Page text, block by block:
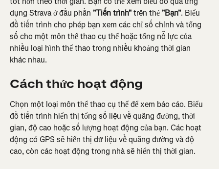
dụng Strava ở đầu phần "Tiến trình" trên thẻ "Bạn". Biểu
đồ tiến trình cho phép bạn xem các chỉ số chính và tổng
số cho một môn thể thao cụ thể hoặc tổng nỗ lực của
nhiều loại hình thể thao trong nhiều khoảng thời gian
khác nhau.
Cách thức hoạt động
Chọn một loại môn thể thao cụ thể để xem báo cáo. Biểu
đồ tiến trình hiển thị tổng số liệu về quãng đường, thời
gian, độ cao hoặc số lượng hoạt động của bạn. Các hoạt
động có GPS sẽ hiển thị dữ liệu về quãng đường và độ
cao, còn các hoạt động trong nhà sẽ hiển thị thời gian.